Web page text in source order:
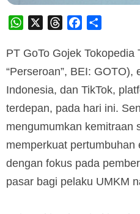
WhatsApp ThreadsFacebook
PT GoTo Gojek Tokopedia
“Perseroan”, BEI:
Indonesia, dan TikTok,
terdepan, pada hari ini.
mengumumkan kemitraan
memperkuat
dengan fokus pada
pasar bagi pelaku UMKM